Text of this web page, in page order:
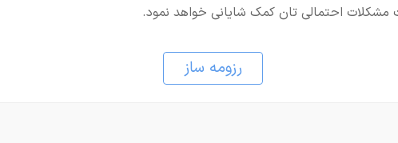
احتمالی تان کمک شایانی خواهد نمود.
رزومه ساز